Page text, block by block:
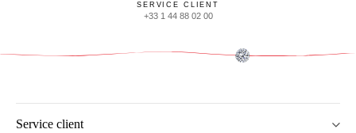
SERVICE CLIENT
+33 1 44 88 02 00
Service client